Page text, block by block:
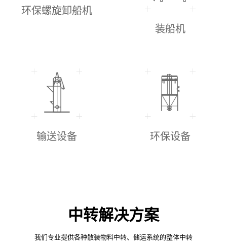
环保螺旋卸船机
装船机
输送设备 环保设备
中转解决方案
我们专业提供各种散装物料中转、储运系统的整体中转